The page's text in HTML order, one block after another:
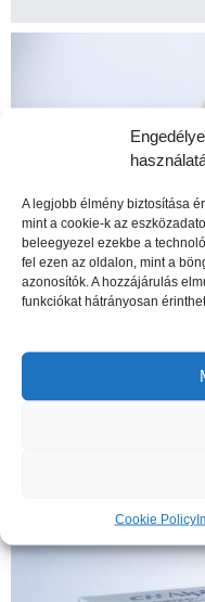
A legjobb élmény biztosítása
mint a cookie-k az
beleegyezel ezekbe a
fel ezen az oldalon, mint a
azonosítók. A hozzájárulás
funkciókat hátrányosan
Cookie Policy
A